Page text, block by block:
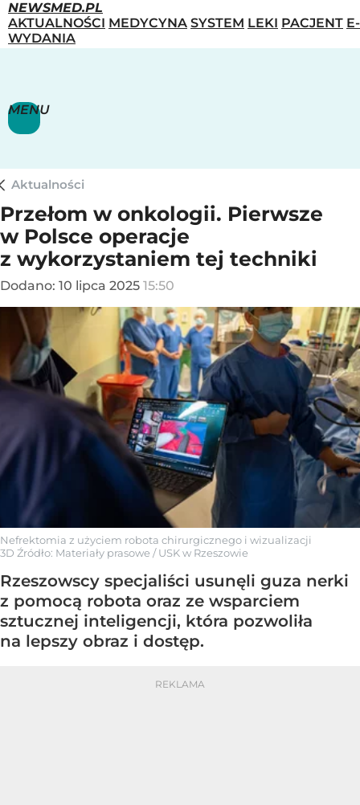
NEWSMED.PL
AKTUALNOŚCI MEDYCYNA SYSTEM LEKI PACJENT E-
WYDANIA
MENU
Aktualności
Przełom w onkologii. Pierwsze
w Polsce operacje
z wykorzystaniem tej techniki
Dodano: 10 lipca 2025 15:50
Nefrektomia z użyciem robota chirurgicznego i wizualizacji
3D Źródło: Materiały prasowe /USK w Rzeszowie
Rzeszowscy specjaliści usunęli guza nerki
z pomocą robota oraz ze wsparciem
sztucznej inteligencji, która pozwoliła
na lepszy obraz i dostęp.